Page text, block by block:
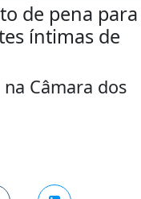
de pena para
íntimas de
Câmara dos